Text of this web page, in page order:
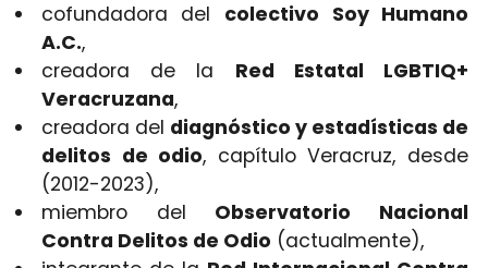
cofundadora del colectivo Soy Humano
A.C.,
creadora de la Red Estatal LGBTIQ+
Veracruzana,
creadora del diagnóstico y estadísticas de
delitos de odio, capítulo Veracruz, desde
(2012-2023),
miembro del Observatorio Nacional
Contra Delitos de Odio (actualmente),